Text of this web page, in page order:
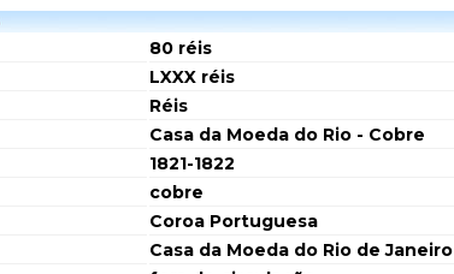
80 réis
LXXX réis
Réis
Casa da Moeda do Rio - Cobre
1821-1822
cobre
Coroa Portuguesa
Casa da Moeda do Rio de Janeiro